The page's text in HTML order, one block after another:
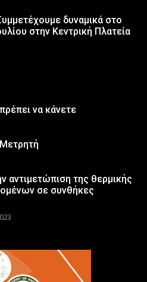
δυναμικά στο
στην Κεντρική Πλατεία
να κάνετε
αντιμετώπιση της θερμικής
σε συνθήκες